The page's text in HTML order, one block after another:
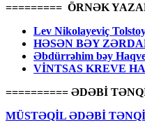
========= ÖRNƏK
Lev Nikolayeviç
HƏSƏN BƏY
Əbdürrəhim bəy
VİNTSAS KREVE
========== ƏDƏBİ
MÜSTƏQİL ƏDƏBİ